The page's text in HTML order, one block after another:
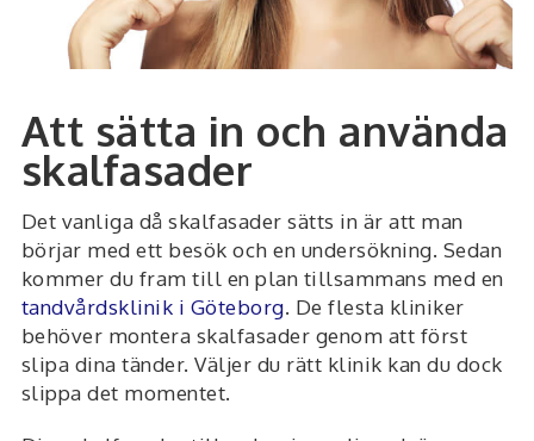
Att sätta in och använda
skalfasader
Det vanliga då skalfasader sätts in är att man
börjar med ett besök och en undersökning. Sedan
kommer du fram till en plan tillsammans med en
tandvårdsklinik i Göteborg. De flesta kliniker
behöver montera skalfasader genom att först
slipa dina tänder. Väljer du rätt klinik kan du dock
slippa det momentet.